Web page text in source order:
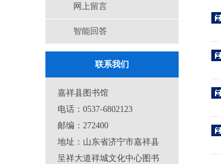
网上留言
智能回答
联系我们
嘉祥县图书馆
电话：0537-6802123
邮编：272400
地址：山东省济宁市嘉祥县
呈祥大道祥城文化中心图书